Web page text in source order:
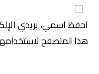
احفظ اسمي، بريدي
هذا المتصفح